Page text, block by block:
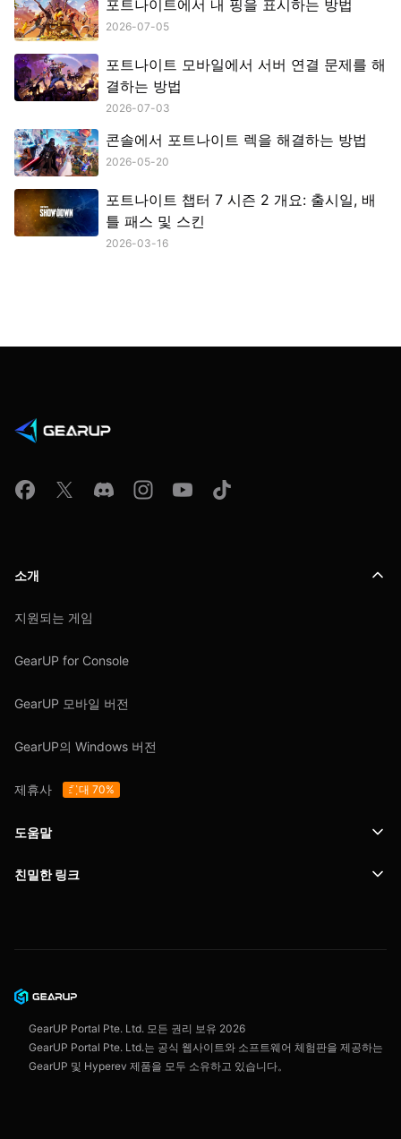
포트나이트에서 내 핑을 표시하는 방법
2026-07-05
포트나이트 모바일에서 서버 연결 문제를 해
결하는 방법
2026-07-03
콘솔에서 포트나이트 렉을 해결하는 방법
2026-05-20
포트나이트 챕터 7 시즌 2 개요: 출시일, 배
틀 패스 및 스킨
2026-03-16
소개
지원되는 게임
GearUP for Console
GearUP 모바일 버전
GearUP의 Windows 버전
제휴사 최대 70%
도움말
지원
이용 약관
친밀한 링크
GearUP Portal Pte. Ltd. 모든 권리 보유 2026
GearUP Portal Pte. Ltd.는 공식 웹사이트와 소프트웨어 체험판을 제공하는
GearUP 및 Hyperev 제품을 모두 소유하고 있습니다。